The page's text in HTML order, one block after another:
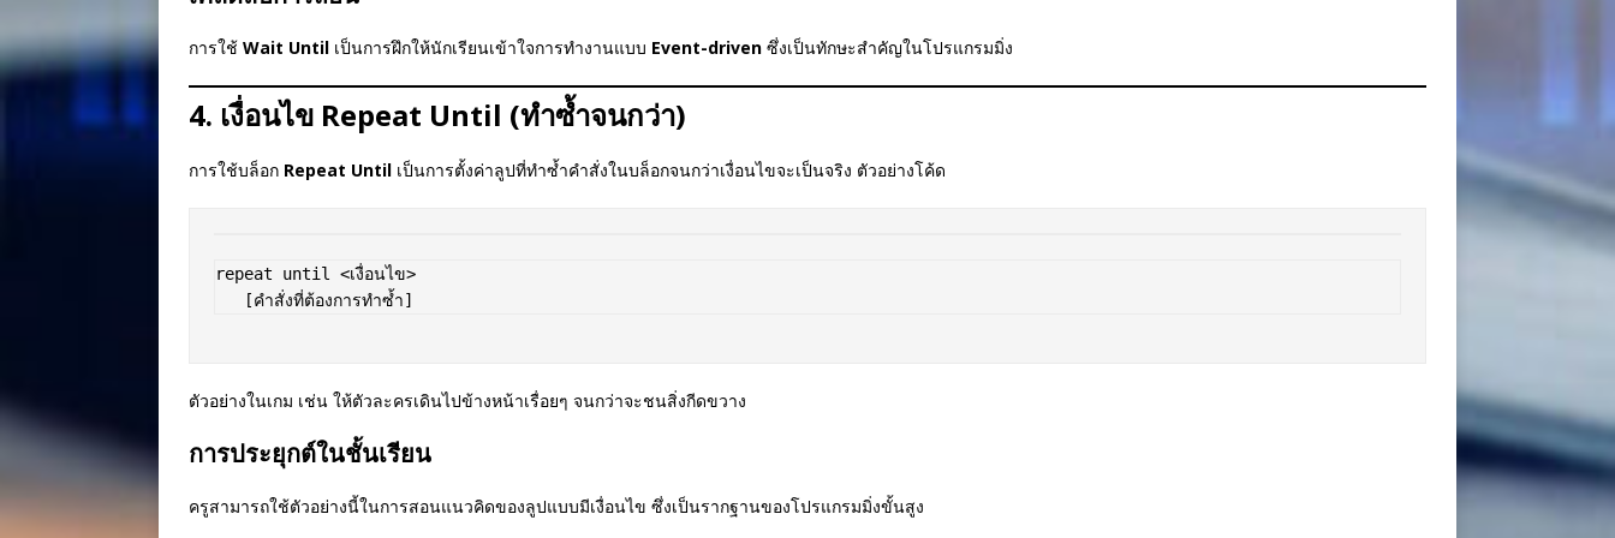
การใช้ Wait Until เป็นการฝึกให้นักเรียนเข้าใจการทำงานแบบ Event-driven ซึ่งเป็นทักษะสำคัญในโปรแกรมมิ่ง
4. เงื่อนไข Repeat Until (ทำซ้ำจนกว่า)
การใช้บล็อก Repeat Until เป็นการตั้งค่าลูปที่ทำซ้ำคำสั่งในบล็อกจนกว่าเงื่อนไขจะเป็นจริง ตัวอย่างโค้ด
repeat until <เงื่อนไข>
ตัวอย่างในเกม เช่น ให้ตัวละครเดินไปข้างหน้าเรื่อยๆ จนกว่าจะชนสิ่งกีดขวาง
การประยุกต์ในชั้นเรียน
ครูสามารถใช้ตัวอย่างนี้ในการสอนแนวคิดของลูปแบบมีเงื่อนไข ซึ่งเป็นรากฐานของโปรแกรมมิ่งขั้นสูง